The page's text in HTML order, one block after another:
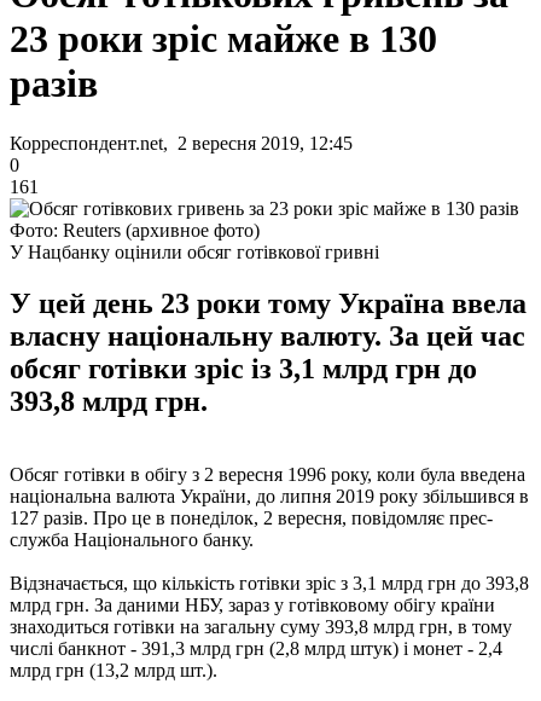
23 роки зріс майже в 130
разів
Корреспондент.net, 2 вересня 2019, 12:45
0
161
Фото: Reuters (архивное фото)
У Нацбанку оцінили обсяг готівкової гривні
У цей день 23 роки тому Україна ввела
власну національну валюту. За цей час
обсяг готівки зріс із 3,1 млрд грн до
393,8 млрд грн.
Обсяг готівки в обігу з 2 вересня 1996 року, коли була введена
національна валюта України, до липня 2019 року збільшився в
127 разів. Про це в понеділок, 2 вересня, повідомляє прес-
служба Національного банку.
Відзначається, що кількість готівки зріс з 3,1 млрд грн до 393,8
млрд грн. За даними НБУ, зараз у готівковому обігу країни
знаходиться готівки на загальну суму 393,8 млрд грн, в тому
числі банкнот - 391,3 млрд грн (2,8 млрд штук) і монет - 2,4
млрд грн (13,2 млрд шт.).